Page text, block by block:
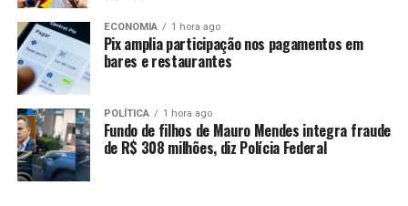
Principais pressões sobre inflação
vieram de distúrbios no clima, diz
IBGE
Em setembro, quase 60% do território brasileiro ficou
sob risco de queimadas, conforme a ministra do Meio
Ambiente e Mudanças Climáticas, Marina Silva.
Enquanto isso, o o levantamento do Mapa do Fogo do
ECONOMIA 1 hora ago
Pix amplia participação nos pagamentos em
bares e restaurantes
POLÍTICA 1 hora ago
Fundo de filhos de Mauro Mendes integra fraude
de R$ 308 milhões, diz Polícia Federal